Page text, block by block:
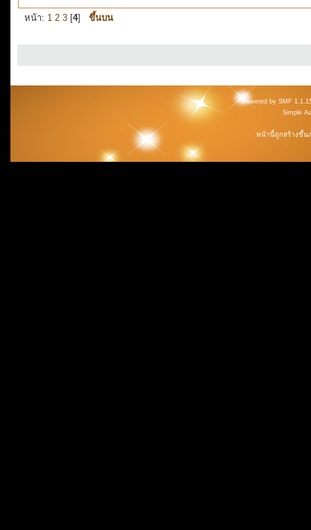
หน้า: 1 2 3 [4] ขึ้นบน
Powered by SMF
Simple
หน้านี้ถูกสร้างขึ้น